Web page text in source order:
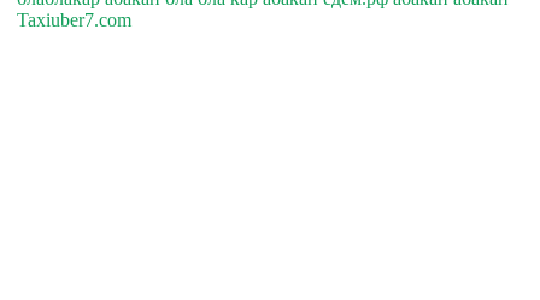
Taxiuber7.com